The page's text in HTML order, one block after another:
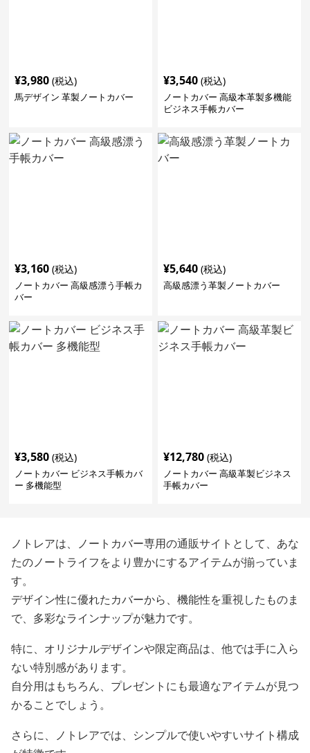
¥3,980 (税込)
馬デザイン 革製ノートカバー
¥3,540 (税込)
ノートカバー 高級本革製多機能
ビジネス手帳カバー
¥3,160 (税込)
ノートカバー 高級感漂う手帳カ
バー
¥5,640 (税込)
高級感漂う革製ノートカバー
¥3,580 (税込)
ノートカバー ビジネス手帳カバ
ー 多機能型
¥12,780 (税込)
ノートカバー 高級革製ビジネス
手帳カバー
ノトレアは、ノートカバー専用の通販サイトとして、あな
たのノートライフをより豊かにするアイテムが揃っていま
す。
デザイン性に優れたカバーから、機能性を重視したものま
で、多彩なラインナップが魅力です。
特に、オリジナルデザインや限定商品は、他では手に入ら
ない特別感があります。
自分用はもちろん、プレゼントにも最適なアイテムが見つ
かることでしょう。
さらに、ノトレアでは、シンプルで使いやすいサイト構成